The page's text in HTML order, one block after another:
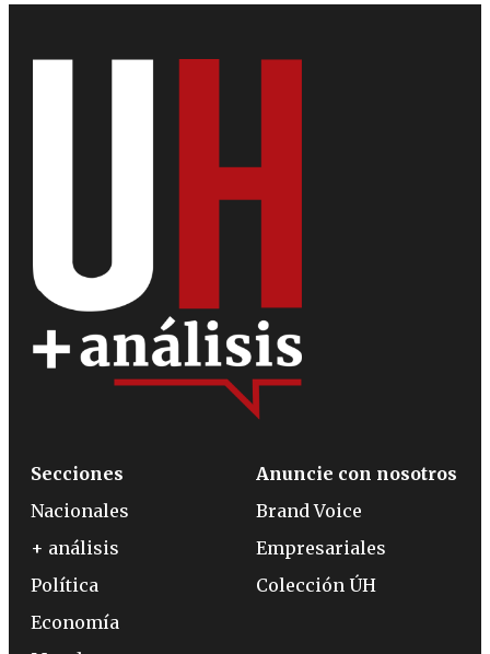
Secciones
Nacionales
+ análisis
Política
Economía
Anuncie con nosotros
Brand Voice
Empresariales
Colección ÚH